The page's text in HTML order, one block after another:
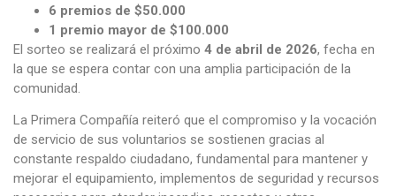
6 premios de $50.000
1 premio mayor de $100.000
El sorteo se realizará el próximo 4 de abril de 2026, fecha en
la que se espera contar con una amplia participación de la
comunidad.
La Primera Compañía reiteró que el compromiso y la vocación
de servicio de sus voluntarios se sostienen gracias al
constante respaldo ciudadano, fundamental para mantener y
mejorar el equipamiento, implementos de seguridad y recursos